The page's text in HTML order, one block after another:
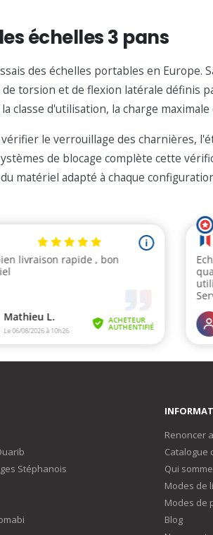
échelles 3 pans
des échelles portables en Europe.
torsion et de flexion latérale définis
classe d'utilisation, la charge
le verrouillage des charnières,
de blocage complète cette
matériel adapté à chaque
Stéphanois
Renoncer
Catalogue
Qui
Modes de
Modes de
Blog